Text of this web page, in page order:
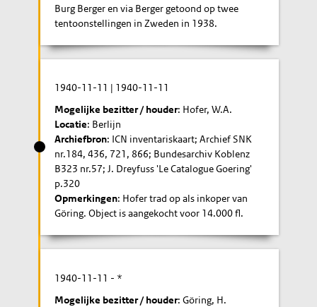
Burg Berger en via Berger getoond op twee
tentoonstellingen in Zweden in 1938.
1940-11-11 | 1940-11-11
Mogelijke bezitter / houder: Hofer, W.A.
Locatie: Berlijn
Archiefbron: ICN inventariskaart; Archief SNK
nr.184, 436, 721, 866; Bundesarchiv Koblenz
B323 nr.57; J. Dreyfuss 'Le Catalogue Goering'
p.320
Opmerkingen: Hofer trad op als inkoper van
Göring. Object is aangekocht voor 14.000 fl.
1940-11-11 - *
Mogelijke bezitter / houder: Göring, H.